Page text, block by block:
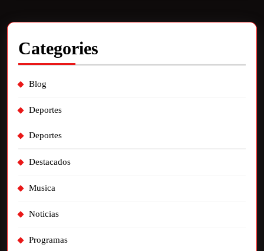
Categories
Blog
Deportes
Deportes
Destacados
Musica
Noticias
Programas